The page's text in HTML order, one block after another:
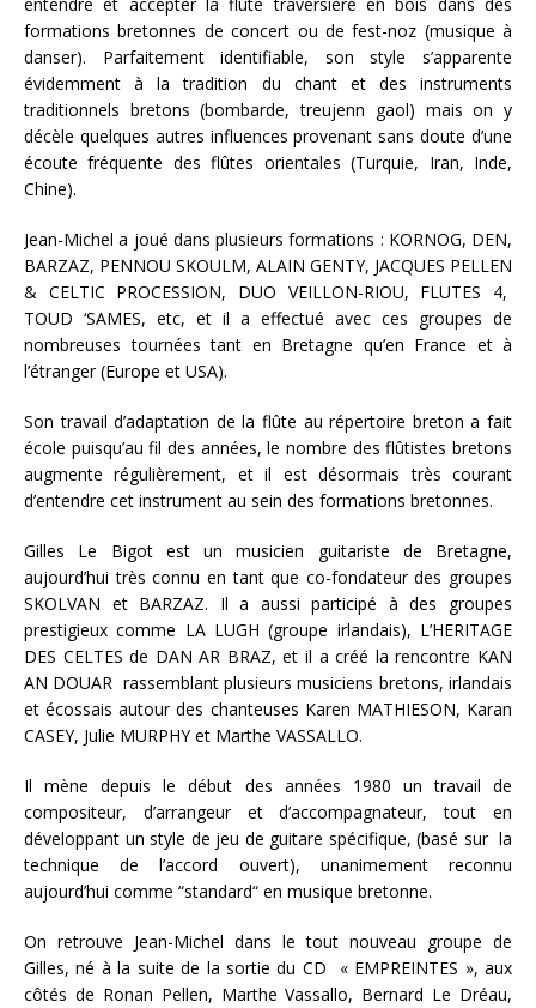
formations bretonnes de concert ou de fest-noz (musique à
danser). Parfaitement identifiable, son style s’apparente
évidemment à la tradition du chant et des instruments
traditionnels bretons (bombarde, treujenn gaol) mais on y
décèle quelques autres influences provenant sans doute d’une
écoute fréquente des flûtes orientales (Turquie, Iran, Inde,
Chine).
Jean-Michel a joué dans plusieurs formations : KORNOG, DEN,
BARZAZ, PENNOU SKOULM, ALAIN GENTY, JACQUES PELLEN
& CELTIC PROCESSION, DUO VEILLON-RIOU, FLUTES 4,
TOUD ‘SAMES, etc, et il a effectué avec ces groupes de
nombreuses tournées tant en Bretagne qu’en France et à
l’étranger (Europe et USA).
Son travail d’adaptation de la flûte au répertoire breton a fait
école puisqu’au fil des années, le nombre des flûtistes bretons
augmente régulièrement, et il est désormais très courant
d’entendre cet instrument au sein des formations bretonnes.
Gilles Le Bigot est un musicien guitariste de Bretagne,
aujourd’hui très connu en tant que co-fondateur des groupes
SKOLVAN et BARZAZ. Il a aussi participé à des groupes
prestigieux comme LA LUGH (groupe irlandais), L’HERITAGE
DES CELTES de DAN AR BRAZ, et il a créé la rencontre KAN
AN DOUAR rassemblant plusieurs musiciens bretons, irlandais
et écossais autour des chanteuses Karen MATHIESON, Karan
CASEY, Julie MURPHY et Marthe VASSALLO.
Il mène depuis le début des années 1980 un travail de
compositeur, d’arrangeur et d’accompagnateur, tout en
développant un style de jeu de guitare spécifique, (basé sur la
technique de l’accord ouvert), unanimement reconnu
aujourd’hui comme “standard“ en musique bretonne.
On retrouve Jean-Michel dans le tout nouveau groupe de
Gilles, né à la suite de la sortie du CD « EMPREINTES », aux
côtés de Ronan Pellen, Marthe Vassallo, Bernard Le Dréau,